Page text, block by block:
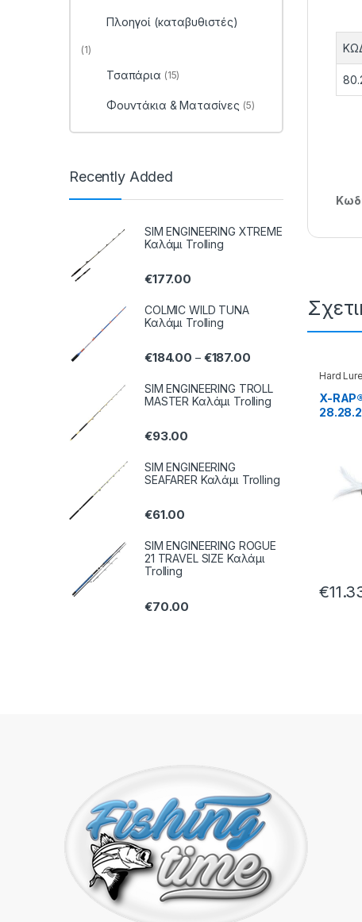
Hard
X-
€
Πλοηγοί (καταβυθιστές)
(1)
Τσαπάρια (15)
Φουντάκια & Ματασίνες (5)
Recently Added
SIM ENGINEERING XTREME
Καλάμι Trolling
€177.00
COLMIC WILD TUNA
Καλάμι Trolling
€184.00 – €187.00
SIM ENGINEERING TROLL
MASTER Καλάμι Trolling
€93.00
SIM ENGINEERING
SEAFARER Καλάμι Trolling
€61.00
SIM ENGINEERING ROGUE
21 TRAVEL SIZE Καλάμι
Trolling
€70.00